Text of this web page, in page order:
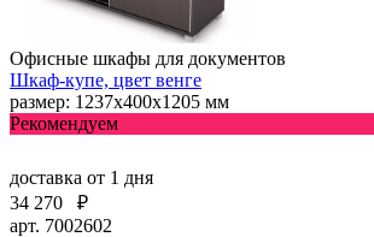
Офисные шкафы для документов
Шкаф-купе, цвет венге
размер: 1237х400х1205 мм
Рекомендуем
доставка от 1 дня
34 270
₽
арт. 7002602